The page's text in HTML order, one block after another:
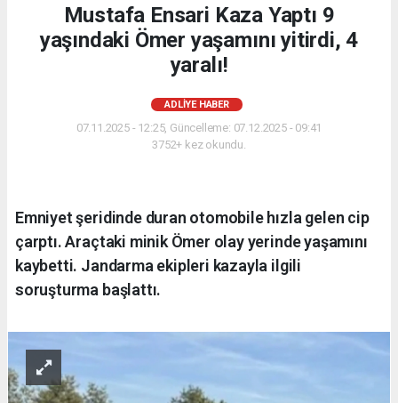
Mustafa Ensari Kaza Yaptı 9
yaşındaki Ömer yaşamını yitirdi, 4
yaralı!
ADLIYE HABER
07.11.2025 - 12:25, Güncelleme: 07.12.2025 - 09:41
3752+ kez okundu.
Emniyet şeridinde duran otomobile hızla gelen cip
çarptı. Araçtaki minik Ömer olay yerinde yaşamını
kaybetti. Jandarma ekipleri kazayla ilgili
soruşturma başlattı.